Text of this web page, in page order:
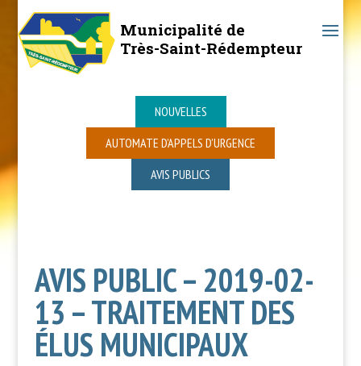
Municipalité de
Très-Saint-Rédempteur
NOUVELLES
AUTOMATE D’APPELS D’URGENCE
AVIS PUBLICS
AVIS PUBLIC – 2019-02-
13 – TRAITEMENT DES
ÉLUS MUNICIPAUX